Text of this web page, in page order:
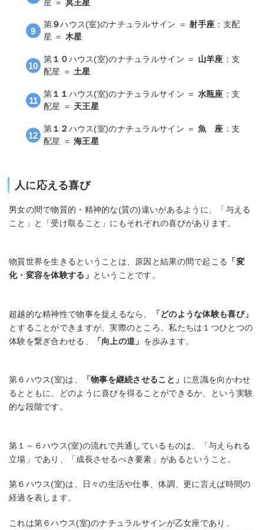
星 ＝ 冥王星
第９ハウス(室)のナチュラルサイン ＝射手座 ：支配
星 ＝ 木星
第１０ハウス(室)のナチュラルサイン ＝ 山羊座 ：支
配星 ＝ 土星
第１１ ハウス(室)のナチュラルサイン ＝ 水瓶座 ：支
配星 ＝ 天王星
第１２ ハウス(室)のナチュラルサイン ＝ 魚 座 ：支
配星 ＝海王星
人に応える喜び
男女の間で物質的・精神的な(質の)違いがあるように、「与える
こと」と「受け取ること」にもそれぞれの喜びがあります。
物質世界を生きるということは、原因と結果の間で起こる
「変
化・変容を体験する」 ということです。
超越的な精神性で物事を捉えるなら、
「どのような体験も喜び」
とすることができますが、実際のところ、私たちは１つひとつの
体験を繋ぎ合わせる、
「向上の道」 を歩みます。
第６ハウス(室)は、 「物事を継続させること」 に意識を向かわせ
るとともに、どのように喜びを得ることができるか、という実験
的な段階です。
第１～６ハウス(室)の流れで共通しているものは、「与えられる
立場」であり、「成長させるべき要素」があるということ。
第６ハウス(室)は、日々の生活や仕事、体調、更に言えば時間の
経過を表します。
これは第６ハウス(室)のナチュラルサインが乙女座であり、